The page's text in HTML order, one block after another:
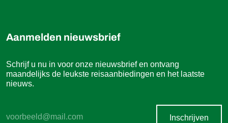
Aanmelden nieuwsbrief
Schrijf u nu in voor onze nieuwsbrief en ontvang
maandelijks de leukste reisaanbiedingen en het laatste
nieuws.
Inschrijven